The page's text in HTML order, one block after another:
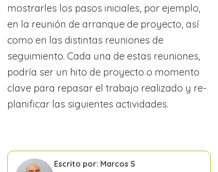
mostrarles los pasos iniciales, por ejemplo,
en la reunión de arranque de proyecto, así
como en las distintas reuniones de
seguimiento. Cada una de estas reuniones,
podría ser un hito de proyecto o momento
clave para repasar el trabajo realizado y re-
planificar las siguientes actividades.
Escrito por: Marcos S